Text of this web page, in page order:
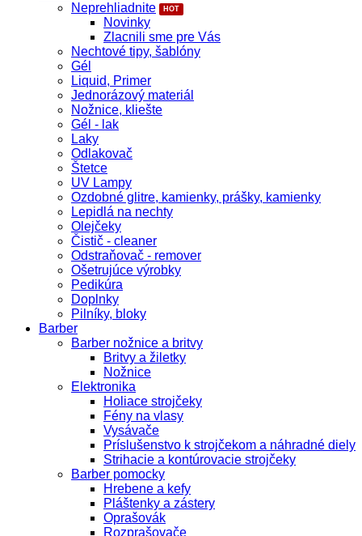
Neprehliadnite
Novinky
Zlacnili sme pre Vás
Nechtové tipy, šablóny
Gél
Liquid, Primer
Jednorázový materiál
Nožnice, kliešte
Gél - lak
Laky
Odlakovač
Štetce
UV Lampy
Ozdobné glitre, kamienky, prášky, kamienky
Lepidlá na nechty
Olejčeky
Čistič - cleaner
Odstraňovač - remover
Ošetrujúce výrobky
Pedikúra
Doplnky
Pilníky, bloky
Barber
Barber nožnice a britvy
Britvy a žiletky
Nožnice
Elektronika
Holiace strojčeky
Fény na vlasy
Vysávače
Príslušenstvo k strojčekom a náhradné diely
Strihacie a kontúrovacie strojčeky
Barber pomocky
Hrebene a kefy
Pláštenky a zástery
Oprašovák
Rozprašovače